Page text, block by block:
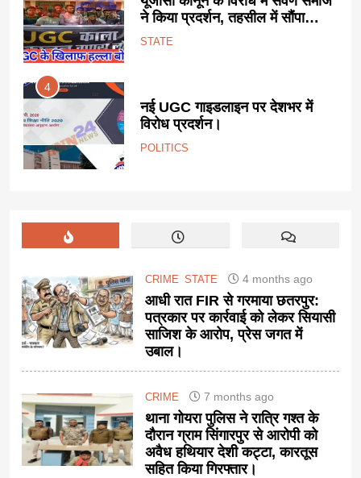
ने किया प्रदर्शन, तहसील में सौंपा
ज्ञापन।
STATE
4
नई UGC गाइडलाइन पर देशभर में
विरोध प्रदर्शन।
POLITICS
CRIME STATE 4 months ago
आधी रात FIR से गरमाया छतरपुर:
पत्रकार पर कार्रवाई को लेकर सियासी
साजिश के आरोप, प्रेस जगत में
उबाल।
CRIME 7 months ago
थाना गोयरा पुलिस ने रात्रि गश्त के
दौरान ग्राम सिंगारपुर से आरोपी को
अवैध हथियार देशी कट्टा, कारतूस
सहित किया गिरफ्तार।